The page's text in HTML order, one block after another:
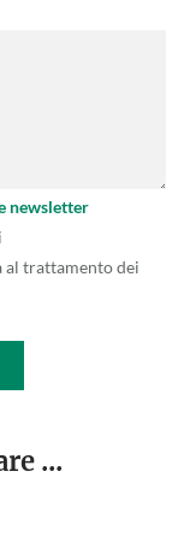
newsletter
al trattamento dei
...